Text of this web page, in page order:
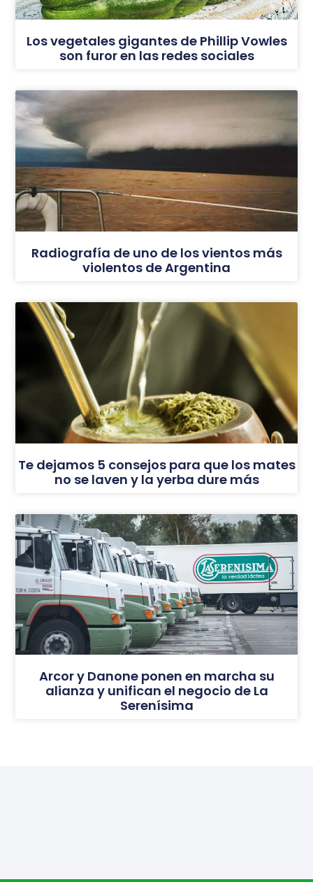
Los vegetales gigantes de Phillip Vowles
son furor en las redes sociales
Radiografía de uno de los vientos más
violentos de Argentina
Te dejamos 5 consejos para que los mates
no se laven y la yerba dure más
Arcor y Danone ponen en marcha su
alianza y unifican el negocio de La
Serenísima